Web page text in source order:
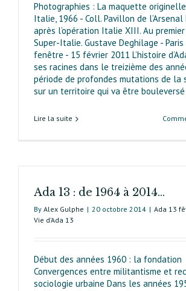
Photographies : La maquette
Italie, 1966 - Coll. Pavillon de l’Arsenal
après l’opération Italie XIII. Au
Super-Italie. Gustave Deghilage - Paris
fenêtre - 15 février 2011 L’histoire
ses racines dans le treizième des
période de profondes mutations de la
sur un territoire qui va être bouleversé
Lire la suite
Ada 13 : de 1964 à 2014…
By Alex Gulphe | 20 octobre 2014 | Ada 13
Vie d’Ada 13
Début des années 1960 : la fondation
Convergences entre militantisme et
sociologie urbaine Dans les années